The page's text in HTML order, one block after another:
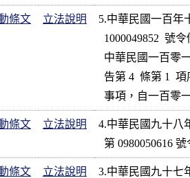
條文 立法說明
5.中華民國一百年
條文 立法說明 4.中華民國九十八
條文 立法說明 3.中華民國九十七